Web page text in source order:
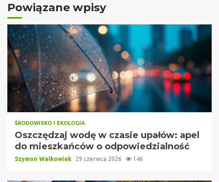
Powiązane wpisy
ŚRODOWISKO I EKOLOGIA
Oszczędzaj wodę w czasie upałów: apel
do mieszkańców o odpowiedzialność
Szymon Walkowiak 29 czerwca 2026 146